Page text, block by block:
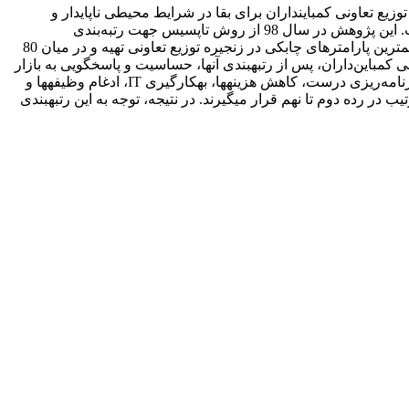
تعاونی کمباین­داران برای بقا در شرایط محیطی ناپایدار و
وضعیت متغیر محصول در طول دوره رشد، نیازمند ابزاری است که بتواند با کمک آن بر چالش­های محیطی فائق آید. چنین ابزاری چابکی است. این پژوهش در سال 98 از روش تاپسیس جهت رتبه‌بندی
پارامترهای موثر در چابکی زنجیره توزیع تعاونی کمباین­داران استان فارس استفاده کرده است. بنابراین پرسش‌نامه‌ای به منظور شناسایی مهم­ترین پارامترهای چابکی در زنجیره توزیع تعاونی تهیه و در میان 80
کمباین‌داران، پس از رتبه­بندی آن­ها، حساسیت و پاسخگویی به بازار
و مشتری، سرعت انجام کار و معرفی محصول جدید با مقدار 8711/0 در رده اول اهمیت قرار گرفتند. دیگر عوامل موثر در چابکی از جمله برنامه‌ریزی درست، کاهش هزینه­ها، به­کارگیری IT، ادغام وظیفه­ها و
انجام خدمات و توسعه مهارت­های کارکنان که بین دو مقدار 7920/0 و 1499/0 قرار دارند، به ترتیب در رده دوم تا نهم قرار می­گیرند. در نتیجه، توجه به این رتبه­بندی